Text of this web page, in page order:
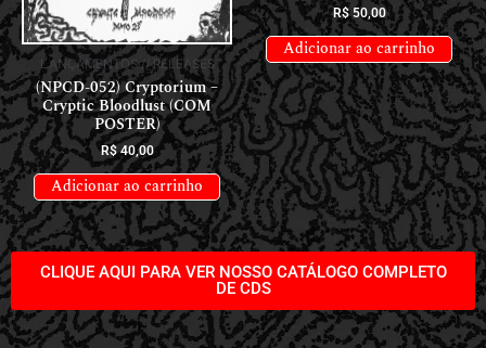
LANÇAMENTOS // RELEASES
(NPCD-052) Cryptorium –
Cryptic Bloodlust (COM
POSTER)
R$40,00
Adicionar ao carrinho
R$50,00
Adicionar ao carrinho
CLIQUE AQUI PARA VER NOSSO CATÁLOGO COMPLETO
DE CDS